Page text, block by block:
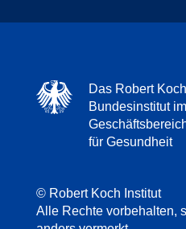
Das Robert
Bundesinstitut im
für Gesundheit
© Robert Koch Institut
Alle Rechte vorbehalten,